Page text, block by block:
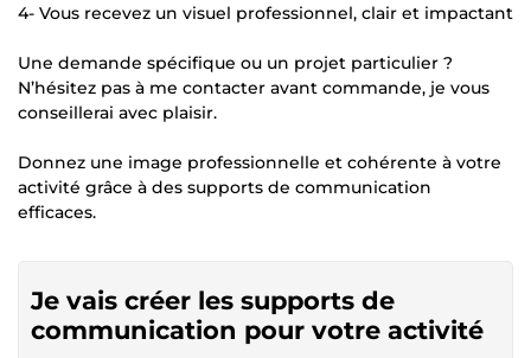
4- Vous recevez un visuel professionnel, clair et impactant
Une demande spécifique ou un projet particulier ?
N’hésitez pas à me contacter avant commande, je vous
conseillerai avec plaisir.
Donnez une image professionnelle et cohérente à votre
activité grâce à des supports de communication
efficaces.
Je vais créer les supports de
communication pour votre activité